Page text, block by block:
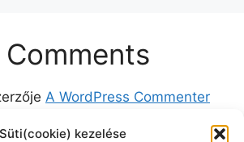
Süti(cookie) kezelése
A WordPress Commenter